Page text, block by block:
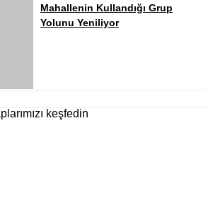
Mahallenin Kullandığı Grup
Yolunu Yeniliyor
keşfedin